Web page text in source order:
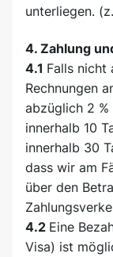
unterliegen.
4. Zahlung
4.1 Falls nicht
Rechnungen
abzüglich 2 %
innerhalb 10
innerhalb 30
dass wir am
über den
4.2 Eine
Visa) ist